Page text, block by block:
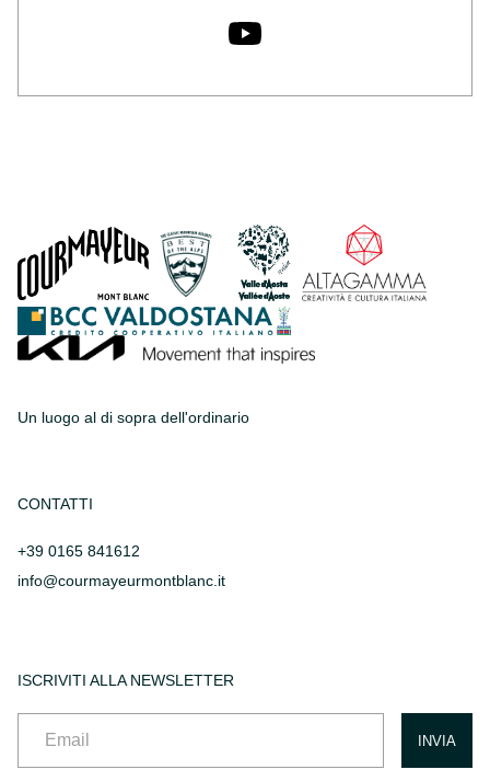
Un luogo al di sopra dell'ordinario
CONTATTI
+39 0165 841612
info@courmayeurmontblanc.it
ISCRIVITI ALLA NEWSLETTER